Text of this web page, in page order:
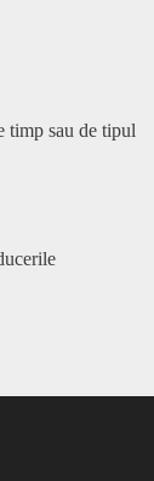
timp sau de tipul